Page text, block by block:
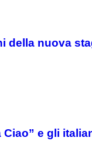
nuova
e gli